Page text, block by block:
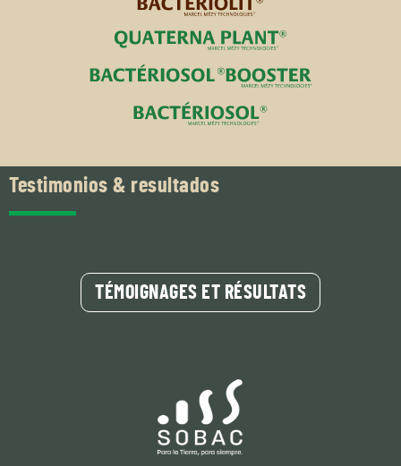
Testimonios & resultados
TÉMOIGNAGES ET RÉSULTATS